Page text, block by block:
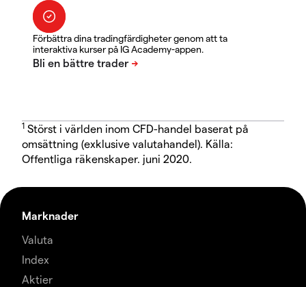
Förbättra dina tradingfärdigheter genom att ta
interaktiva kurser på IG Academy-appen.
1 Störst i världen inom CFD-handel baserat på
omsättning (exklusive valutahandel). Källa:
Offentliga räkenskaper. juni 2020.
Marknader
Valuta
Index
Aktier